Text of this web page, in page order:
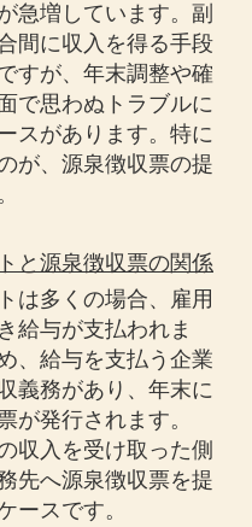
急増しています。副
間に収入を得る手段
すが、年末調整や確
で思わぬトラブルに
スがあります。特に
が、源泉徴収票の提
と源泉徴収票の関係
は多くの場合、雇用
給与が支払われま
、給与を支払う企業
義務があり、年末に
が発行されます。
収入を受け取った側
先へ源泉徴収票を提
ースです。